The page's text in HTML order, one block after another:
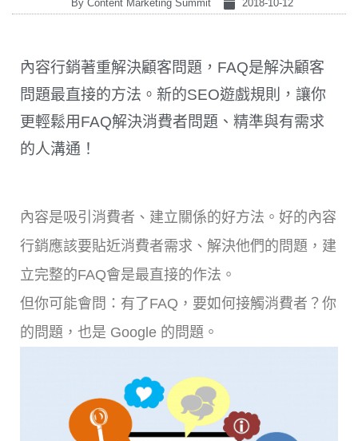
By Content Marketing Summit 2018-10-12
內容行銷著重解決顧客問題，FAQ是解決顧客
問題最直接的方法。新的SEO遊戲規則，讓你
更輕鬆用FAQ解決消費者問題、精準與有需求
的人溝通！
內容是吸引消費者、建立關係的好方法。好的內容
行銷應該要貼近消費者需求、解決他們的問題，建
立完整的FAQ會是最直接的作法。
但你可能會問：有了FAQ，要如何接觸消費者？你
的問題，也是 Google 的問題。